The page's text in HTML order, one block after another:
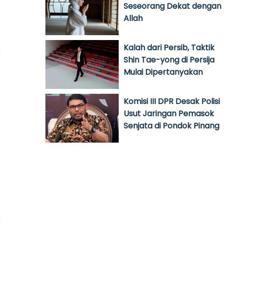
Seseorang Dekat dengan
Allah
Kalah dari Persib, Taktik
Shin Tae-yong di Persija
Mulai Dipertanyakan
Komisi III DPR Desak Polisi
Usut Jaringan Pemasok
Senjata di Pondok Pinang